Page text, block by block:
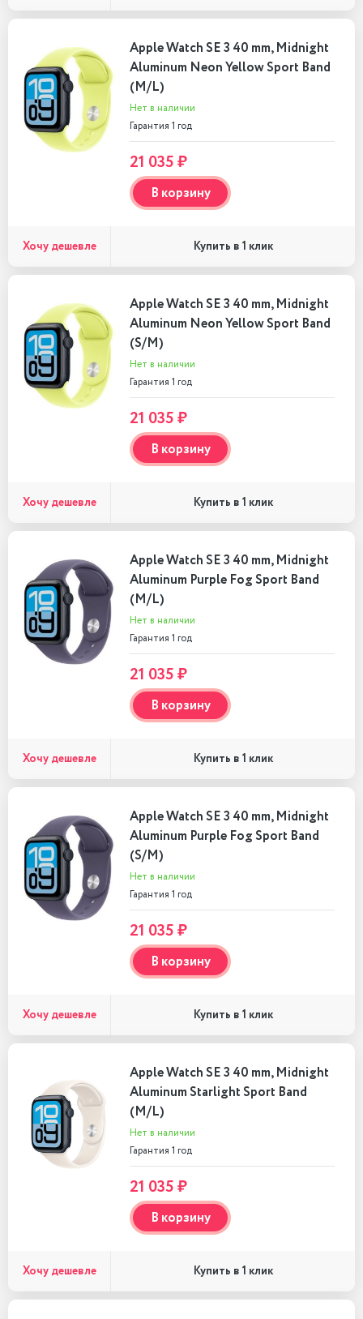
Apple Watch SE 3 40 mm, Midnight
Aluminum Neon Yellow Sport Band
(M/L)
Нет в наличии
Гарантия 1 год
21 035 ₽
В корзину
Хочу дешевле Купить в 1 клик
Apple Watch SE 3 40 mm, Midnight
Aluminum Neon Yellow Sport Band
(S/M)
Нет в наличии
Гарантия 1 год
21 035 ₽
В корзину
Хочу дешевле Купить в 1 клик
Apple Watch SE 3 40 mm, Midnight
Aluminum Purple Fog Sport Band
(M/L)
Нет в наличии
Гарантия 1 год
21 035 ₽
В корзину
Хочу дешевле Купить в 1 клик
Apple Watch SE 3 40 mm, Midnight
Aluminum Purple Fog Sport Band
(S/M)
Нет в наличии
Гарантия 1 год
21 035 ₽
В корзину
Хочу дешевле Купить в 1 клик
Apple Watch SE 3 40 mm, Midnight
Aluminum Starlight Sport Band
(M/L)
Нет в наличии
Гарантия 1 год
21 035 ₽
В корзину
Хочу дешевле Купить в 1 клик